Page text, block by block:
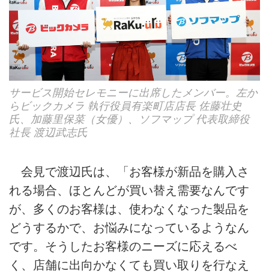
サービス開始セレモニーに出席したメンバー。左か
らビックカメラ 執行役員有楽町店店長 佐藤壮史
氏、加藤里保菜（女優）、ソフマップ 代表取締役
社長 渡辺武志氏
会見で渡辺氏は、「お客様が新品を購入さ
れる場合、ほとんどが買い替え需要なんです
が、多くのお客様は、使わなくなった製品を
どうするかで、お悩みになっているようなん
です。そうしたお客様のニーズに応えるべ
く、店舗に出向かなくても買い取りを行なえ